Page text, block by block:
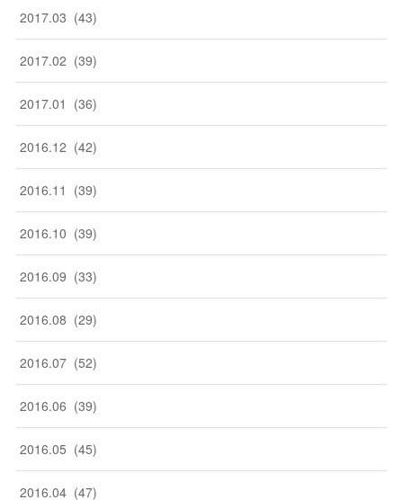
2017.03 (43)
2017.02 (39)
2017.01 (36)
2016.12 (42)
2016.11 (39)
2016.10 (39)
2016.09 (33)
2016.08 (29)
2016.07 (52)
2016.06 (39)
2016.05 (45)
2016.04 (47)